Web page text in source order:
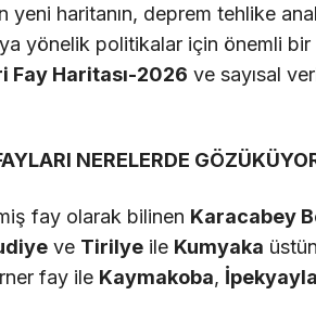
yeni haritanın, deprem tehlike
yönelik politikalar için önemli bir
Fay Haritası-2026 ve sayısal
NERELERDE
fay olarak bilinen Karacabey
ve Tirilye ile Kumyaka
fay ile Kaymakoba, İpekyayla